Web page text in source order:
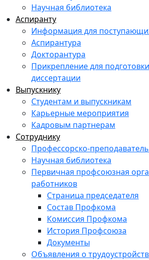
Научная библиотека
Аспиранту
Информация для
Аспирантура
Докторантура
Прикрепление для
диссертации
Выпускнику
Студентам и выпускникам
Карьерные мероприятия
Кадровым партнерам
Сотруднику
Профессорско-
Научная библиотека
Первичная профсоюзная
работников
Страница председателя
Состав Профкома
Комиссия Профкома
История Профсоюза
Документы
Объявления о